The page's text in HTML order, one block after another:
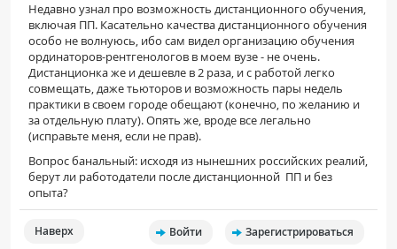
Недавно узнал про возможность дистанционного обучения,
включая ПП. Касательно качества дистанционного обучения
особо не волнуюсь, ибо сам видел организацию обучения
ординаторов-рентгенологов в моем вузе - не очень.
Дистанционка же и дешевле в 2 раза, и с работой легко
совмещать, даже тьюторов и возможность пары недель
практики в своем городе обещают (конечно, по желанию и
за отдельную плату). Опять же, вроде все легально
(исправьте меня, если не прав).
Вопрос банальный: исходя из нынешних российских реалий,
берут ли работодатели после дистанционной ПП и без
опыта?
Наверх Войти Зарегистрироваться